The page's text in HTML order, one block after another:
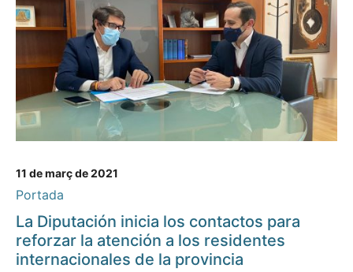
11 de març de 2021
Portada
La Diputación inicia los contactos para
reforzar la atención a los residentes
internacionales de la provincia